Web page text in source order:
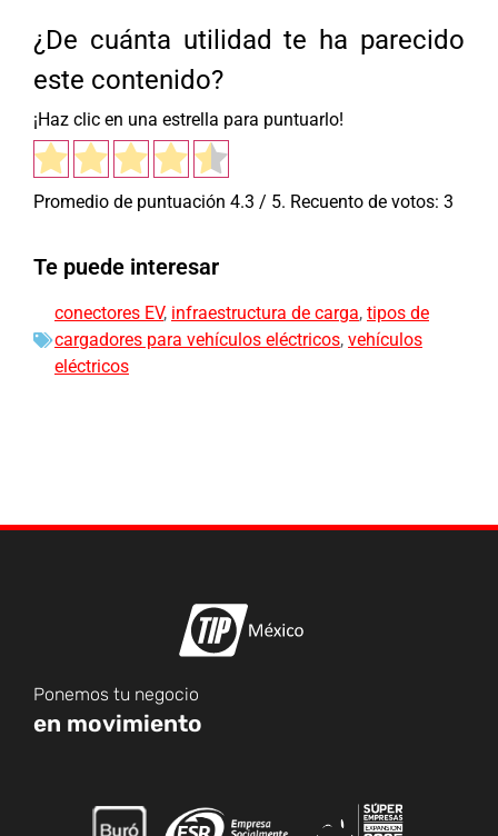
¿De cuánta utilidad te ha parecido
este contenido?
¡Haz clic en una estrella para puntuarlo!
Promedio de puntuación 4.3 / 5. Recuento de votos: 3
Te puede interesar
conectores EV, infraestructura de carga, tipos de
cargadores para vehículos eléctricos, vehículos
eléctricos
Ponemos tu negocio
en movimiento